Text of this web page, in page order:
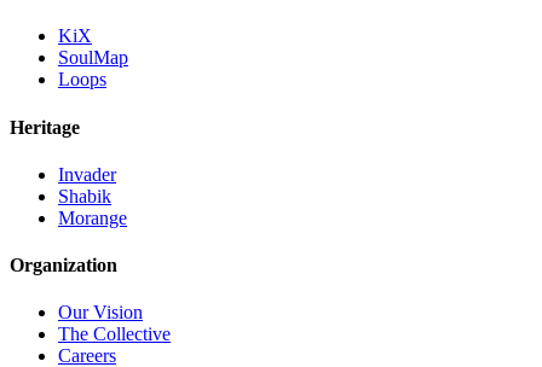
KiX
SoulMap
Loops
Heritage
Invader
Shabik
Morange
Organization
Our Vision
The Collective
Careers